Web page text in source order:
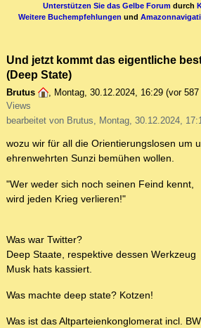
Unterstützen Sie das Gelbe Forum durch
Weitere Buchempfehlungen und
Und jetzt kommt das eigentliche
(Deep State)
Brutus , Montag, 30.12.2024, 16:29 (vor 587
Views
bearbeitet von Brutus, Montag, 30.12.2024,
wozu wir für all die Orientierungslosen um
ehrenwehrten Sunzi bemühen wollen.
"Wer weder sich noch seinen Feind kennt,
wird jeden Krieg verlieren!"
Was war Twitter?
Deep Staate, respektive dessen Werkzeug
Musk hats kassiert.
Was machte deep state? Kotzen!
Was ist das Altparteienkonglomerat incl.